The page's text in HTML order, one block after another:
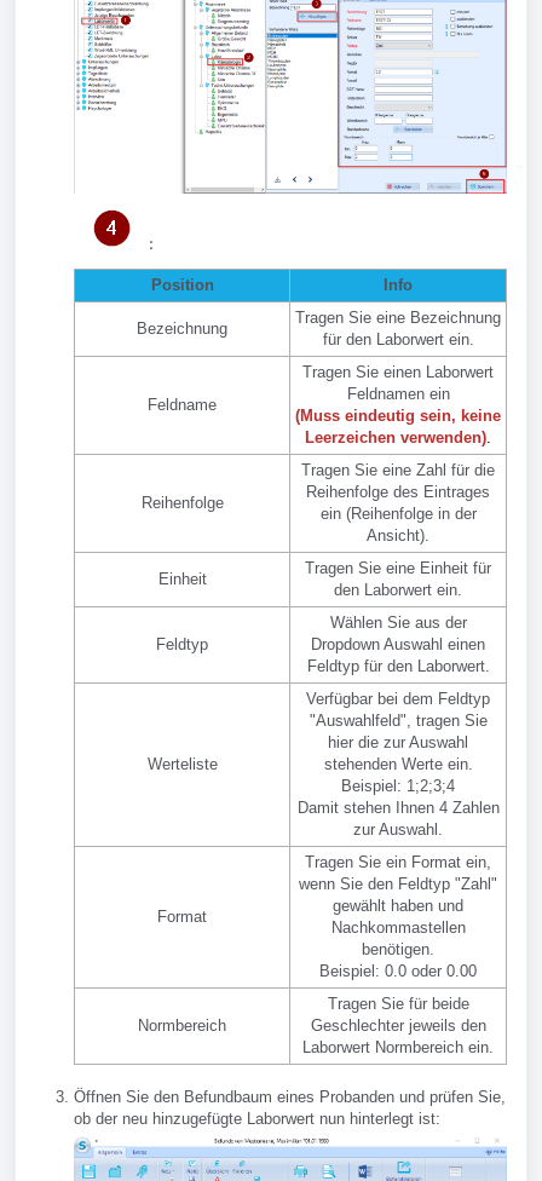
:
Position Info
Bezeichnung
Tragen Sie eine Bezeichnung
für den Laborwert ein.
Feldname
Tragen Sie einen Laborwert
Feldnamen ein
(Muss eindeutig sein, keine
Leerzeichen verwenden)
Reihenfolge
Tragen Sie eine Zahl für die
Reihenfolge des Eintrages
ein (Reihenfolge in der
Ansicht).
Einheit
Tragen Sie eine Einheit für
den Laborwert ein.
Feldtyp
Wählen Sie aus der
Dropdown Auswahl einen
Feldtyp für den Laborwert.
Werteliste
Verfügbar bei dem Feldtyp
"Auswahlfeld", tragen Sie
hier die zur Auswahl
stehenden Werte ein.
Beispiel: 1;2;3;4
Damit stehen Ihnen 4 Zahlen
zur Auswahl.
Format
Tragen Sie ein Format ein,
wenn Sie den Feldtyp "Zahl"
gewählt haben und
Nachkommastellen
benötigen.
Beispiel: 0.0 oder 0.00
Normbereich
Tragen Sie für beide
Geschlechter jeweils den
Laborwert Normbereich ein.
Öffnen Sie den Befundbaum eines Probanden und prüfen Sie,
ob der neu hinzugefügte Laborwert nun hinterlegt ist: